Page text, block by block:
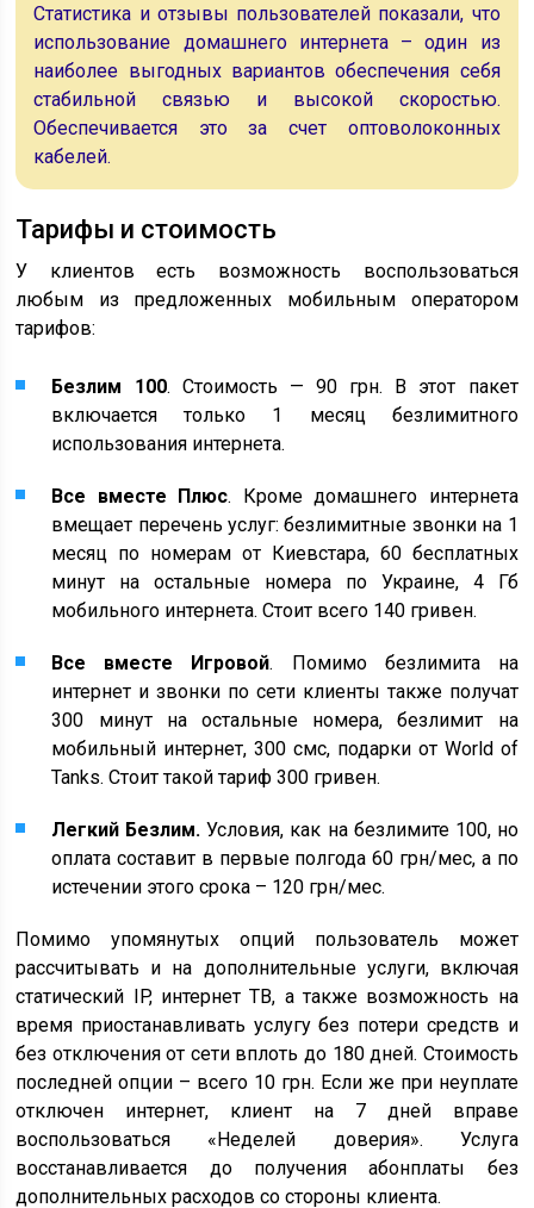
Статистика и отзывы пользователей показали, что
использование домашнего интернета – один из
наиболее выгодных вариантов обеспечения себя
стабильной связью и высокой скоростью.
Обеспечивается это за счет оптоволоконных
кабелей.
Тарифы и стоимость
У клиентов есть возможность воспользоваться
любым из предложенных мобильным оператором
тарифов:
Безлим 100. Стоимость — 90 грн. В этот пакет
включается только 1 месяц безлимитного
использования интернета.
Все вместе Плюс. Кроме домашнего интернета
вмещает перечень услуг: безлимитные звонки на 1
месяц по номерам от Киевстара, 60 бесплатных
минут на остальные номера по Украине, 4 Гб
мобильного интернета. Стоит всего 140 гривен.
Все вместе Игровой. Помимо безлимита на
интернет и звонки по сети клиенты также получат
300 минут на остальные номера, безлимит на
мобильный интернет, 300 смс, подарки от World of
Tanks. Стоит такой тариф 300 гривен.
Легкий Безлим.Условия, как на безлимите 100, но
оплата составит в первые полгода 60 грн/мес, а по
истечении этого срока – 120 грн/мес.
Помимо упомянутых опций пользователь может
рассчитывать и на дополнительные услуги, включая
статический IP, интернет ТВ, а также возможность на
время приостанавливать услугу без потери средств и
без отключения от сети вплоть до 180 дней. Стоимость
последней опции – всего 10 грн. Если же при неуплате
отключен интернет, клиент на 7 дней вправе
воспользоваться «Неделей доверия». Услуга
восстанавливается до получения абонплаты без
дополнительных расходов со стороны клиента.